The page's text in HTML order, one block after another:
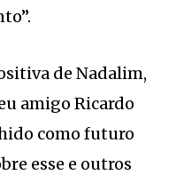
de Nadalim,
amigo Ricardo
como futuro
esse e outros